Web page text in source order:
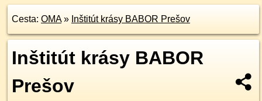
Cesta: OMA» Inštitút krásy BABOR Prešov
Inštitút krásy BABOR
Prešov